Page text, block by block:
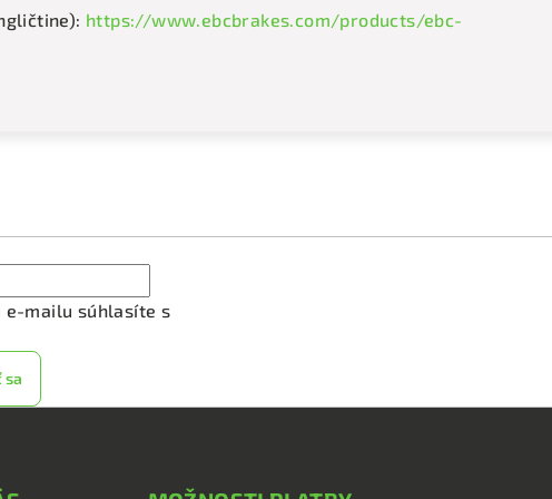
https://www.ebcbrakes.com/products/ebc-
e-mailu súhlasíte s
sa